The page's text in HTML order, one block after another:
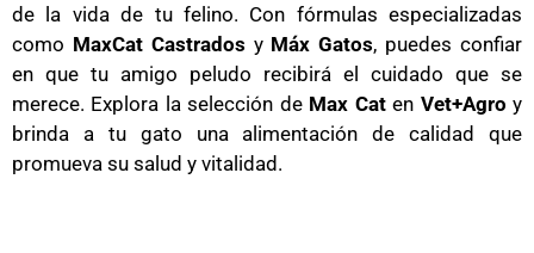
de la vida de tu felino. Con fórmulas especializadas
como MaxCat Castrados y Máx Gatos, puedes confiar
en que tu amigo peludo recibirá el cuidado que se
merece. Explora la selección de Max Caten Vet+Agro y
brinda a tu gato una alimentación de calidad que
promueva su salud y vitalidad.